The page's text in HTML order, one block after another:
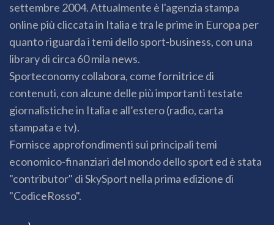
settembre 2004. Attualmente è l'agenzia stampa
online più cliccata in Italia e tra le prime in Europa per
quanto riguarda i temi dello sport-business, con una
library di circa 60 mila news.
Sporteconomy collabora, come fornitrice di
contenuti, con alcune delle più importanti testate
giornalistiche in Italia e all’estero (radio, carta
stampata e tv).
Fornisce approfondimenti sui principali temi
economico-finanziari del mondo dello sport ed è stata
"contributor" di SkySport nella prima edizione di
"CodiceRosso".